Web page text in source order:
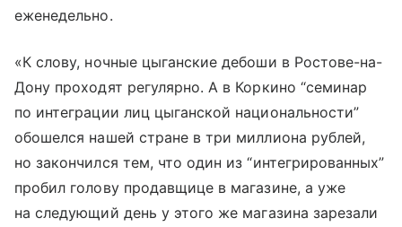
еженедельно.
«К слову, ночные цыганские дебоши в Ростове-на-
Дону проходят регулярно. А в Коркино “семинар
по интеграции лиц цыганской национальности”
обошелся нашей стране в три миллиона рублей,
но закончился тем, что один из “интегрированных”
пробил голову продавщице в магазине, а уже
на следующий день у этого же магазина зарезали